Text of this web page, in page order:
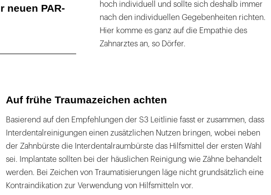
neuen PAR-
hoch individuell und sollte sich deshalb immer
nach den individuellen Gegebenheiten richten.
Hier komme es ganz auf die Empathie des
Zahnarztes an, so Dörfer.
Auf frühe Traumazeichen achten
Basierend auf den Empfehlungen der S3 Leitlinie fasst er zusammen, dass
Interdentalreinigungen einen zusätzlichen Nutzen bringen, wobei neben
der Zahnbürste die Interdentalraumbürste das Hilfsmittel der ersten Wahl
sei. Implantate sollten bei der häuslichen Reinigung wie Zähne behandelt
werden. Bei Zeichen von Traumatisierungen läge nicht grundsätzlich eine
Kontraindikation zur Verwendung von Hilfsmitteln vor.